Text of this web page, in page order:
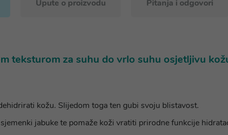
Upute o proizvodu Pitanja i odgovori
teksturom za suhu do vrlo suhu osjetljivu
kožu. Slijedom toga ten gubi svoju blistavost.
jabuke te pomaže koži vratiti prirodne funkcije